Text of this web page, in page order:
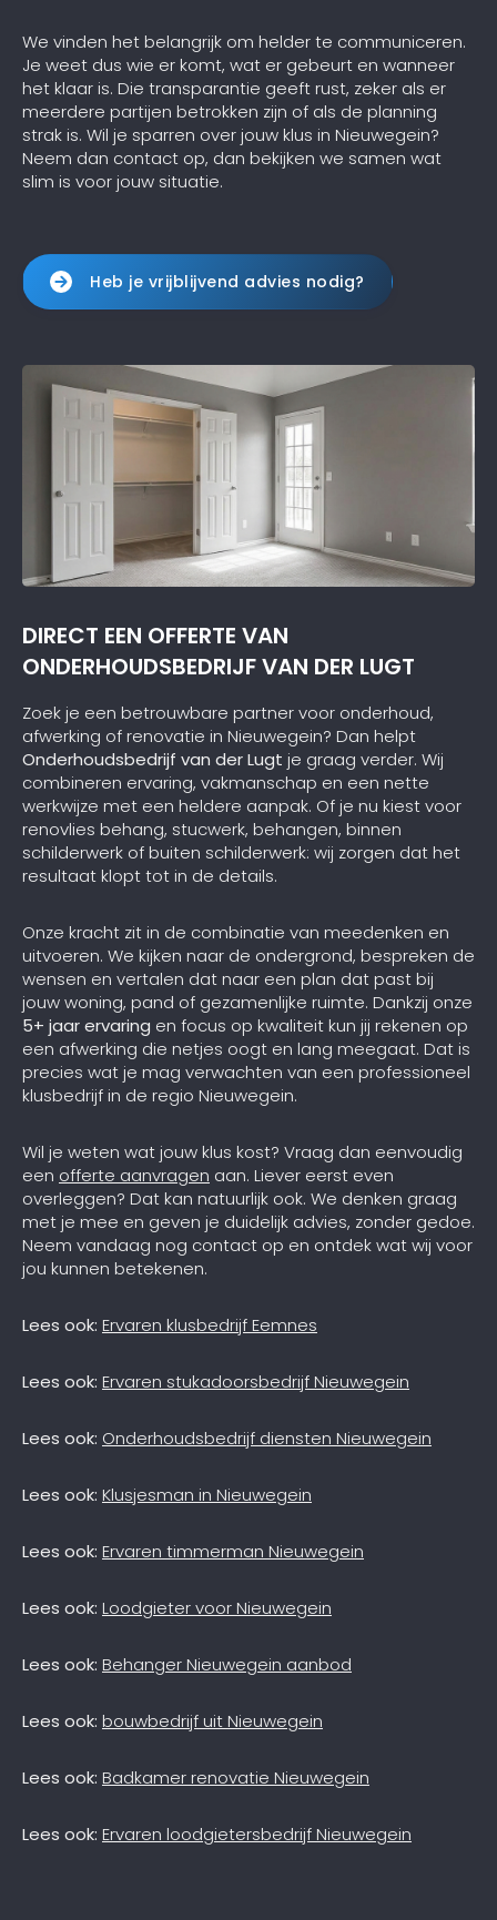
We vinden het belangrijk om helder te communiceren.
Je weet dus wie er komt, wat er gebeurt en wanneer
het klaar is. Die transparantie geeft rust, zeker als er
meerdere partijen betrokken zijn of als de planning
strak is. Wil je sparren over jouw klus in Nieuwegein?
Neem dan contact op, dan bekijken we samen wat
slim is voor jouw situatie.
Heb je vrijblijvend advies nodig?
DIRECT EEN OFFERTE VAN
ONDERHOUDSBEDRIJF VAN DER LUGT
Zoek je een betrouwbare partner voor onderhoud,
afwerking of renovatie in Nieuwegein? Dan helpt
Onderhoudsbedrijf van der Lugt je graag verder. Wij
combineren ervaring, vakmanschap en een nette
werkwijze met een heldere aanpak. Of je nu kiest voor
renovlies behang, stucwerk, behangen, binnen
schilderwerk of buiten schilderwerk: wij zorgen dat het
resultaat klopt tot in de details.
Onze kracht zit in de combinatie van meedenken en
uitvoeren. We kijken naar de ondergrond, bespreken de
wensen en vertalen dat naar een plan dat past bij
jouw woning, pand of gezamenlijke ruimte. Dankzij onze
5+ jaar ervaring en focus op kwaliteit kun jij rekenen op
een afwerking die netjes oogt en lang meegaat. Dat is
precies wat je mag verwachten van een professioneel
klusbedrijf in de regio Nieuwegein.
Wil je weten wat jouw klus kost? Vraag dan eenvoudig
een offerte aanvragen aan. Liever eerst even
overleggen? Dat kan natuurlijk ook. We denken graag
met je mee en geven je duidelijk advies, zonder gedoe.
Neem vandaag nog contact op en ontdek wat wij voor
jou kunnen betekenen.
Lees ook: Ervaren klusbedrijf Eemnes
Lees ook: Ervaren stukadoorsbedrijf Nieuwegein
Lees ook: Onderhoudsbedrijf diensten Nieuwegein
Lees ook: Klusjesman in Nieuwegein
Lees ook: Ervaren timmerman Nieuwegein
Lees ook: Loodgieter voor Nieuwegein
Lees ook: Behanger Nieuwegein aanbod
Lees ook: bouwbedrijf uit Nieuwegein
Lees ook: Badkamer renovatie Nieuwegein
Lees ook: Ervaren loodgietersbedrijf Nieuwegein